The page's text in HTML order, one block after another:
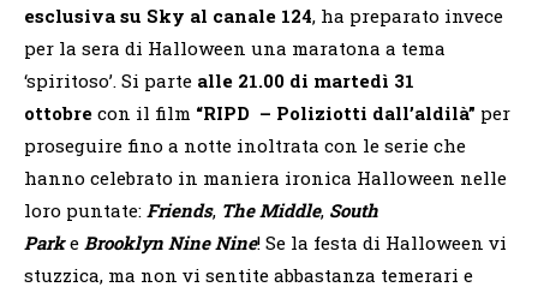
esclusiva su Sky al canale 124, ha preparato invece
per la sera di Halloween una maratona a tema
‘spiritoso’. Si parte alle 21.00 di martedì 31
ottobre con il film “RIPD – Poliziotti dall’aldilà” per
proseguire fino a notte inoltrata con le serie che
hanno celebrato in maniera ironica Halloween nelle
loro puntate: Friends, The Middle, South
Parke Brooklyn Nine Nine! Se la festa di Halloween vi
stuzzica, ma non vi sentite abbastanza temerari e